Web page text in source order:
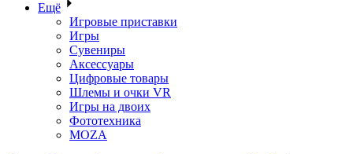
Ещё
Игровые приставки
Игры
Сувениры
Аксессуары
Цифровые товары
Шлемы и очки VR
Игры на двоих
Фототехника
MOZA